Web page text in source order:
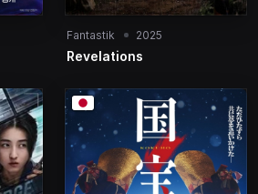
Fantastik 2025
Revelations